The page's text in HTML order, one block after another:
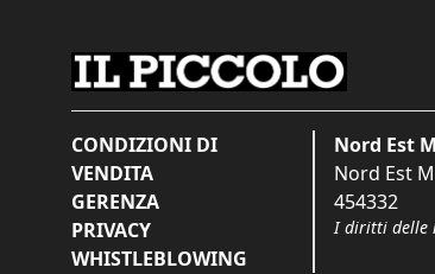
CONDIZIONI DI
VENDITA
GERENZA
PRIVACY
WHISTLEBLOWING
Nord Est
Nord Est
454332
I diritti delle